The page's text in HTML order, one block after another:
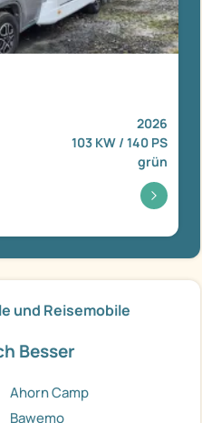
2026
103 KW / 140 PS
grün
und Reisemobile
Besser
Ahorn Camp
Bawemo